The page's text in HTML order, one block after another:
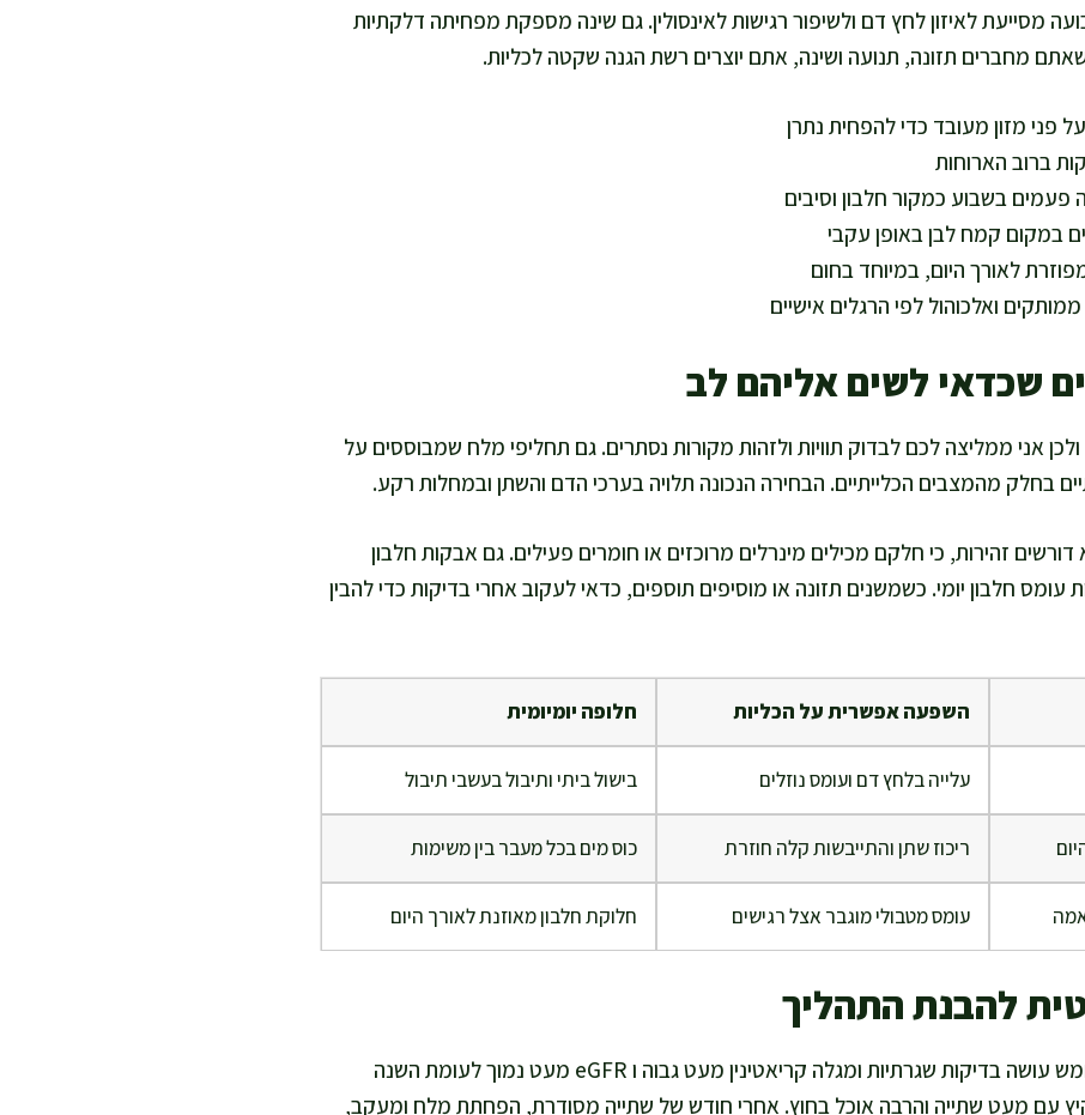
מסייעת לאיזון לחץ דם ולשיפור רגישות לאינסולין. גם שינה מספקת מפחיתה דלקתיות
מחברים תזונה, תנועה ושינה, אתם יוצרים רשת הגנה שקטה לכליות.
פני מזון מעובד כדי להפחית נתרן
ברוב הארוחות
פעמים בשבוע כמקור חלבון וסיבים
במקום קמח לבן באופן עקבי
לאורך היום, במיוחד בחום
ואלכוהול לפי הרגלים אישיים
שכדאי לשים אליהם לב
אני ממליצה לכם לבדוק תוויות ולזהות מקורות נסתרים. גם תחליפי מלח שמבוססים על
בחלק מהמצבים הכלייתיים. הבחירה הנכונה תלויה בערכי הדם והשתן ובמחלות רקע.
זהירות, כי חלקם מכילים מינרלים מרוכזים או חומרים פעילים. גם אבקות חלבון
עומס חלבון יומי. כשמשנים תזונה או מוסיפים תוספים, כדאי לעקוב אחרי בדיקות כדי להבין
השפעה אפשרית על הכליות חלופה יומיומית
עלייה בלחץ דם ועומס נוזלים בישול ביתי ותיבול בעשבי תיבול
ריכוז שתן והתייבשות קלה חוזרת כוס מים בכל מעבר בין משימות
עומס מטבולי מוגבר אצל רגישים חלוקת חלבון מאוזנת לאורך היום
להבנת התהליך
נניח שאדם בן חמישים וחמש עושה בדיקות שגרתיות ומגלה קריאטינין מעט גבוה ו eGFR מעט נמוך לעומת השנה
עם מעט שתייה והרבה אוכל בחוץ. אחרי חודש של שתייה מסודרת, הפחתת מלח ומעקב,